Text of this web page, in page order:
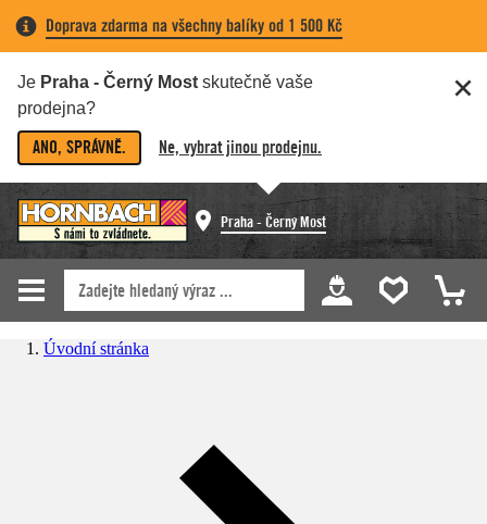
Doprava zdarma na všechny balíky od 1 500 Kč
Je Praha - Černý Most skutečně vaše
prodejna?
ANO, SPRÁVNĚ. Ne, vybrat jinou prodejnu.
Praha - Černý Most
Úvodní stránka